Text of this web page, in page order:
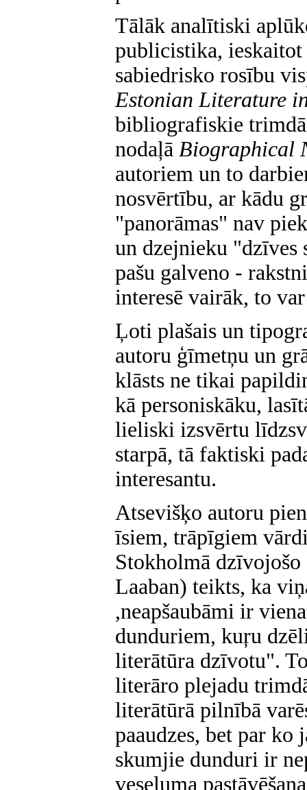
Tālāk analītiski
publicistika,
sabiedrisko rosību
Estonian Literature
bibliografiskie
nodaļā Biographical
autoriem un to
nosvērtību, ar kādu
"panorāmas" nav
un dzejnieku "dzīves
pašu galveno -
interesē vairāk, to
Ļoti plašais un
autoru ģīmetņu un
klāsts ne tikai
kā personiskāku,
lieliski izsvērtu
starpā, tā faktiski
interesantu.
Atsevišķo autoru
īsiem, trāpīgiem
Stokholmā
Laaban) teikts, ka
,neapšaubāmi ir
dunduriem, kuŗu
literātūra dzīvotu".
literāro plejadu
literātūrā pilnībā
paaudzes, bet par ko
skumjie dunduri ir
veseluma